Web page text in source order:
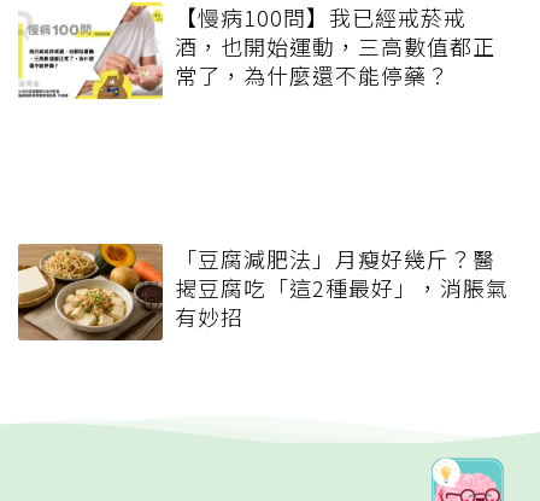
【慢病100問】我已經戒菸戒
酒，也開始運動，三高數值都正
常了，為什麼還不能停藥？
「豆腐減肥法」月瘦好幾斤？醫
揭豆腐吃「這2種最好」，消脹氣
有妙招